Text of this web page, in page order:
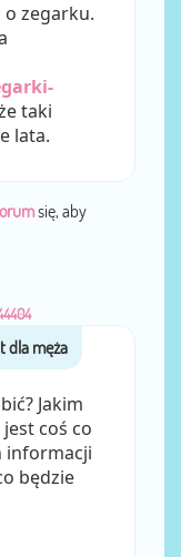
o zegarku.
taki
lata.
się, aby
Jakim
coś co
informacji
będzie